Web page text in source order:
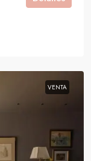
VENTA